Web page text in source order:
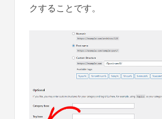
クすることです。